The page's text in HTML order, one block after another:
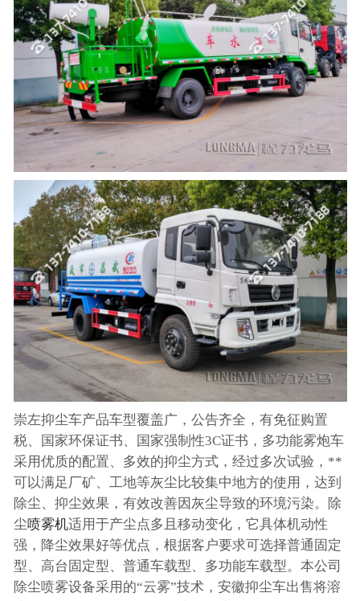
崇左抑尘车产品车型覆盖广，公告齐全，有免征购置
税、国家环保证书、国家强制性3C证书，多功能雾炮车
采用优质的配置、多效的抑尘方式，经过多次试验，**
可以满足厂矿、工地等灰尘比较集中地方的使用，达到
除尘、抑尘效果，有效改善因灰尘导致的环境污染。除
尘喷雾机适用于产尘点多且移动变化，它具体机动性
强，降尘效果好等优点，根据客户要求可选择普通固定
型、高台固定型、普通车载型、多功能车载型。本公司
除尘喷雾设备采用的“云雾”技术，安徽抑尘车出售将溶